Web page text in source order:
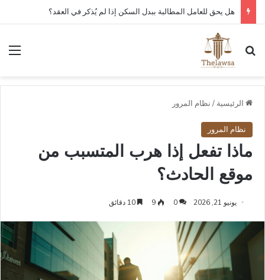
هل يحق للعامل المطالبة ببدل السكن إذا لم يُذكر في العقد؟
بحث عن
الرئيسية / نظام المرور
نظام المرور
ماذا تفعل إذا هرب المتسبب من
موقع الحادث؟
يونيو 21, 2026 0
9